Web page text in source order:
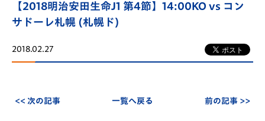
【2018明治安田生命J1 第4節】14:00KO vs コン
サドーレ札幌 (札幌ド)
2018.02.27
<< 次の記事 一覧へ戻る 前の記事 >>